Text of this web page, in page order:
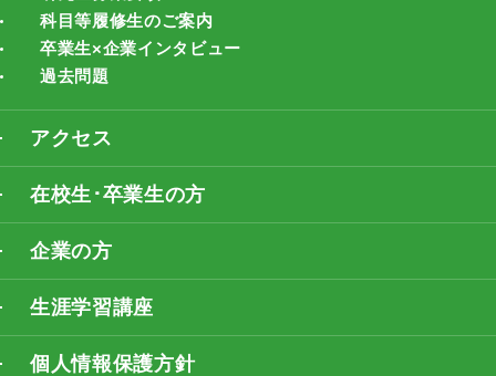
科目等履修生のご案内
卒業生×企業インタビュー
過去問題
アクセス
在校生･卒業生の方
企業の方
生涯学習講座
個人情報保護方針